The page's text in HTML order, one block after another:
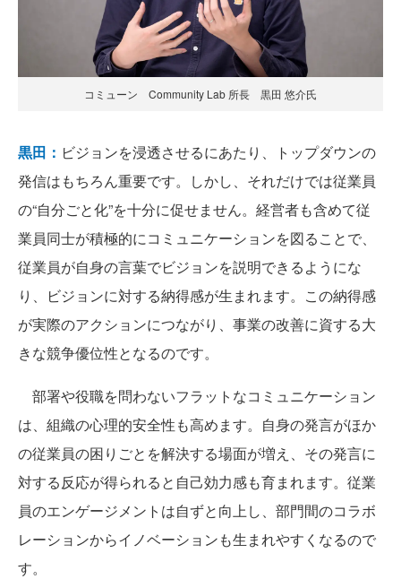
コミューン Community Lab 所長 黒田 悠介氏
黒田： ビジョンを浸透させるにあたり、トップダウンの
発信はもちろん重要です。しかし、それだけでは従業員
の“自分ごと化”を十分に促せません。経営者も含めて従
業員同士が積極的にコミュニケーションを図ることで、
従業員が自身の言葉でビジョンを説明できるようにな
り、ビジョンに対する納得感が生まれます。この納得感
が実際のアクションにつながり、事業の改善に資する大
きな競争優位性となるのです。
部署や役職を問わないフラットなコミュニケーション
は、組織の心理的安全性も高めます。自身の発言がほか
の従業員の困りごとを解決する場面が増え、その発言に
対する反応が得られると自己効力感も育まれます。従業
員のエンゲージメントは自ずと向上し、部門間のコラボ
レーションからイノベーションも生まれやすくなるので
す。